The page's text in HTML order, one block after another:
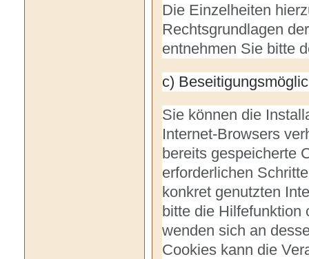
Die Einzelheiten
Rechtsgrundlagen
entnehmen Sie bitte
c)
Sie können die
Internet-Browsers
bereits gespeicherte
erforderlichen
konkret genutzten
bitte die Hilfefunktion
wenden sich an
Cookies kann die